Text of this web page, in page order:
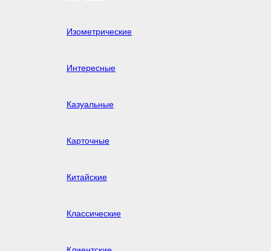
Изометрические
Интересные
Казуальные
Карточные
Китайские
Классические